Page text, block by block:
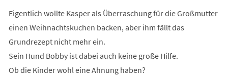
Eigentlich wollte Kasper als Überraschung für die Großmutter
einen Weihnachtskuchen backen, aber ihm fällt das
Grundrezept nicht mehr ein.
Sein Hund Bobby ist dabei auch keine große Hilfe.
Ob die Kinder wohl eine Ahnung haben?